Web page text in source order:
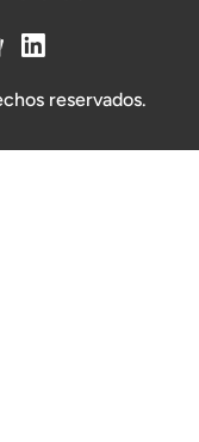
reservados.